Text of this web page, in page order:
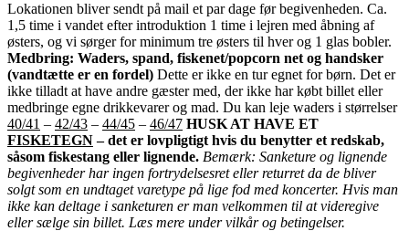
Lokationen bliver sendt på mail et par dage før begivenheden. Ca.
1,5 time i vandet efter introduktion 1 time i lejren med åbning af
østers, og vi sørger for minimum tre østers til hver og 1 glas bobler.
Medbring: Waders, spand, fiskenet/popcorn net og handsker
(vandtætte er en fordel) Dette er ikke en tur egnet for børn. Det er
ikke tilladt at have andre gæster med, der ikke har købt billet eller
medbringe egne drikkevarer og mad. Du kan leje waders i størrelser
40/41 – 42/43 – 44/45 – 46/47 HUSK AT HAVE ET
FISKETEGN– det er lovpligtigt hvis du benytter et redskab,
såsom fiskestang eller lignende. Bemærk: Sanketure og lignende
begivenheder har ingen fortrydelsesret eller returret da de bliver
solgt som en undtaget varetype på lige fod med koncerter. Hvis man
ikke kan deltage i sanketuren er man velkommen til at videregive
eller sælge sin billet. Læs mere under vilkår og betingelser.